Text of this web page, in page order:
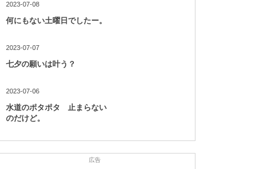
2023-07-08
何にもない土曜日でしたー。
2023-07-07
七夕の願いは叶う？
2023-07-06
水道のポタポタ 止まらない
のだけど。
広告